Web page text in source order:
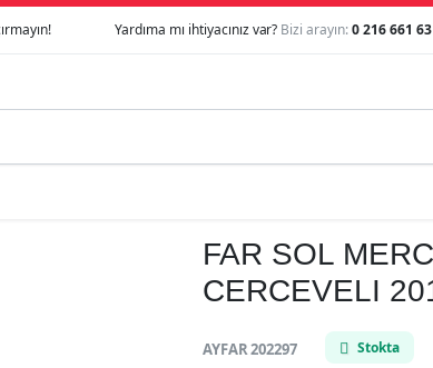
Yardıma mı ihtiyacınız var? Bizi arayın:0 216 661
FAR SOL
CERCEVELI
AYFAR 202297 Stokta